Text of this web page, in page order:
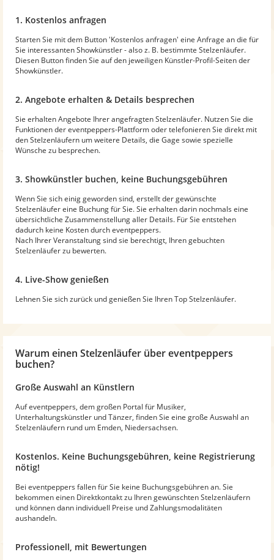
1. Kostenlos anfragen
Starten Sie mit dem Button 'Kostenlos anfragen' eine Anfrage an die für
Sie interessanten Showkünstler - also z. B. bestimmte Stelzenläufer.
Diesen Button finden Sie auf den jeweiligen Künstler-Profil-Seiten der
Showkünstler.
2. Angebote erhalten & Details besprechen
Sie erhalten Angebote Ihrer angefragten Stelzenläufer. Nutzen Sie die
Funktionen der eventpeppers-Plattform oder telefonieren Sie direkt mit
den Stelzenläufern um weitere Details, die Gage sowie spezielle
Wünsche zu besprechen.
3. Showkünstler buchen, keine Buchungsgebühren
Wenn Sie sich einig geworden sind, erstellt der gewünschte
Stelzenläufer eine Buchung für Sie. Sie erhalten darin nochmals eine
übersichtliche Zusammenstellung aller Details. Für Sie entstehen
dadurch keine Kosten durch eventpeppers.
Nach Ihrer Veranstaltung sind sie berechtigt, Ihren gebuchten
Stelzenläufer zu bewerten.
4. Live-Show genießen
Lehnen Sie sich zurück und genießen Sie Ihren Top Stelzenläufer.
Warum einen Stelzenläufer über eventpeppers
buchen?
Große Auswahl an Künstlern
Auf eventpeppers, dem großen Portal für Musiker,
Unterhaltungskünstler und Tänzer, finden Sie eine große Auswahl an
Stelzenläufern rund um Emden, Niedersachsen.
Kostenlos. Keine Buchungsgebühren, keine Registrierung
nötig!
Bei eventpeppers fallen für Sie keine Buchungsgebühren an. Sie
bekommen einen Direktkontakt zu Ihren gewünschten Stelzenläufern
und können dann individuell Preise und Zahlungsmodalitäten
aushandeln.
Professionell, mit Bewertungen